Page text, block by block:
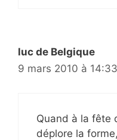
luc de Belgique
9 mars 2010 à 14:33
Quand à la fête
déplore la